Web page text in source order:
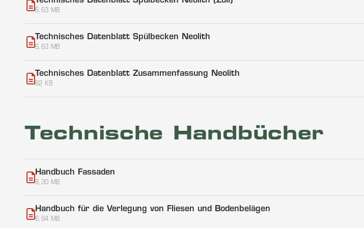
6,63 MB
Technisches Datenblatt Spülbecken Neolith
6,63 MB
Technisches Datenblatt Zusammenfassung Neolith
82 KB
Technische Handbücher
Handbuch Fassaden
8,30 MB
Handbuch für die Verlegung von Fliesen und Bodenbelägen
6,94 MB